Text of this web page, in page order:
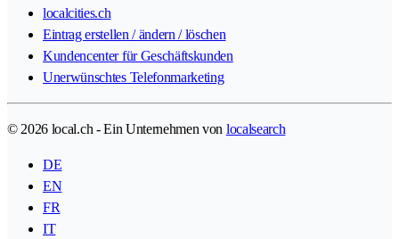
localcities.ch
Eintrag erstellen / ändern / löschen
Kundencenter für Geschäftskunden
Unerwünschtes Telefonmarketing
© 2026 local.ch - Ein Unternehmen von localsearch
DE
EN
FR
IT